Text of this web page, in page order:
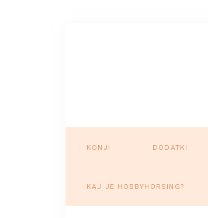
KONJI DODATKI
KAJ JE HOBBYHORSING?